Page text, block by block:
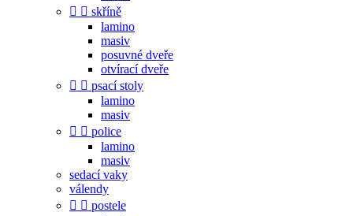
  skříně
lamino
masiv
posuvné dveře
otvírací dveře
  psací stoly
lamino
masiv
  police
lamino
masiv
sedací vaky
válendy
  postele